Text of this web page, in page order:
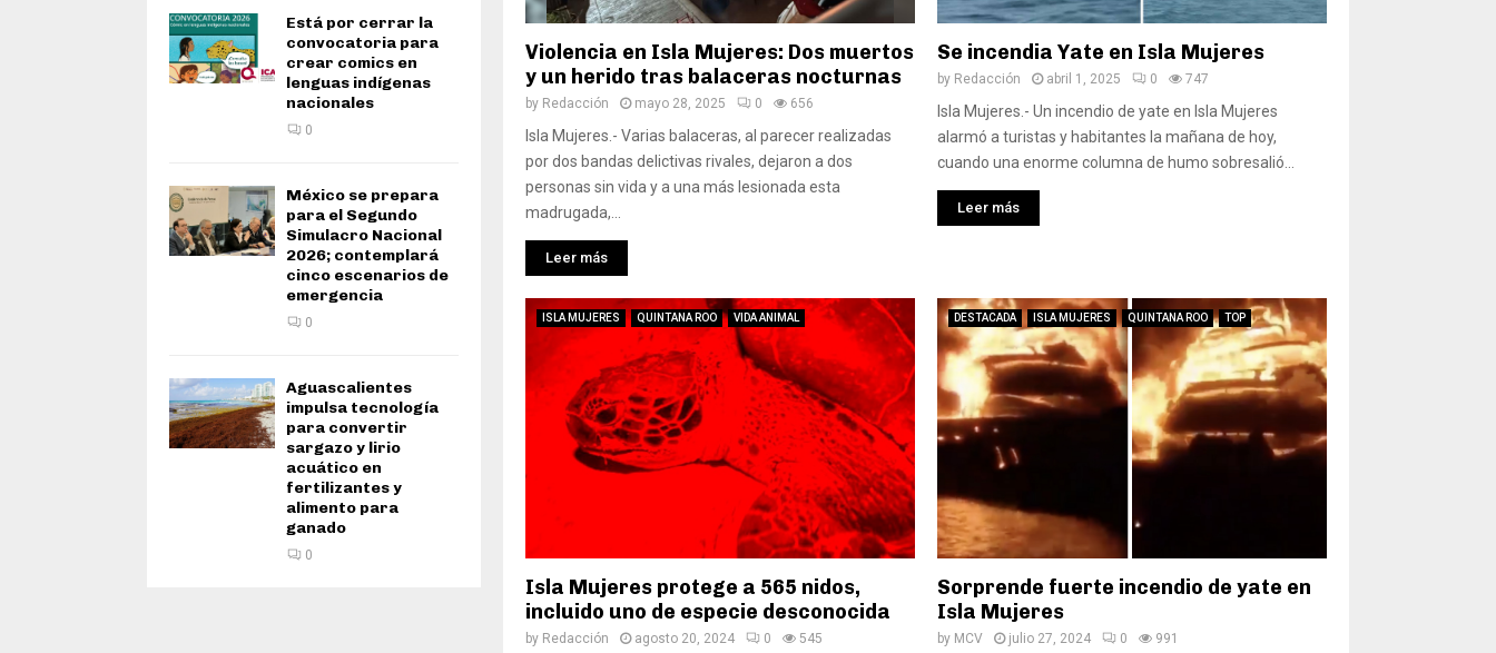
Violencia en Isla Mujeres: Dos muertos
y un herido tras balaceras nocturnas
by Redacción mayo 28, 2025 0 656
Isla Mujeres.- Varias balaceras, al parecer realizadas
por dos bandas delictivas rivales, dejaron a dos
personas sin vida y a una más lesionada esta
madrugada,...
Leer más
Se incendia Yate en Isla Mujeres
by Redacción abril 1, 2025 0 747
Isla Mujeres.- Un incendio de yate en Isla Mujeres
alarmó a turistas y habitantes la mañana de hoy,
cuando una enorme columna de humo sobresalió...
Leer más
ISLA MUJERES QUINTANA ROO VIDA ANIMAL
Isla Mujeres protege a 565 nidos,
incluido uno de especie desconocida
by Redacción agosto 20, 2024 0 545
DESTACADA ISLA MUJERES QUINTANA ROO TOP
Sorprende fuerte incendio de yate en
Isla Mujeres
by MCV julio 27, 2024 0 991
Está por cerrar la
convocatoria para
crear comics en
lenguas indígenas
nacionales
0
México se prepara
para el Segundo
Simulacro Nacional
2026; contemplará
cinco escenarios de
emergencia
0
Aguascalientes
impulsa tecnología
para convertir
sargazo y lirio
acuático en
fertilizantes y
alimento para
ganado
0